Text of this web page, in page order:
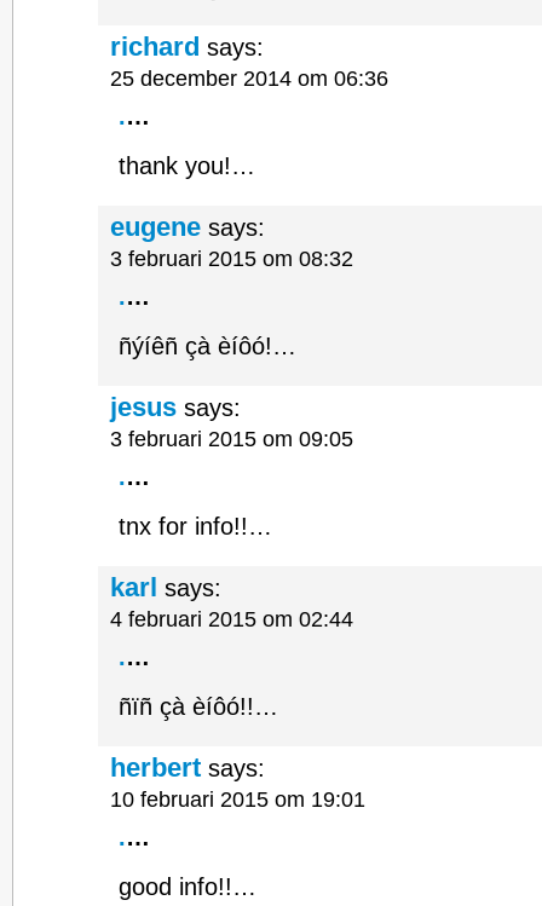
richard says:
25 december 2014 om 06:36
.…
thank you!…
eugene says:
3 februari 2015 om 08:32
.…
ñýíêñ çà èíôó!…
jesus says:
3 februari 2015 om 09:05
.…
tnx for info!!…
karl says:
4 februari 2015 om 02:44
.…
ñïñ çà èíôó!!…
herbert says:
10 februari 2015 om 19:01
.…
good info!!…